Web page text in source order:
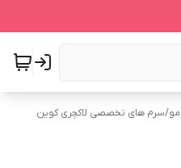
/سرم های تخصصی لاکچری کوین